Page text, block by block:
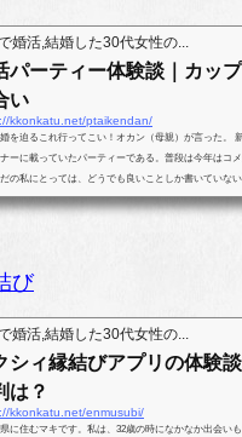
婚活,結婚した30代女性の...
パーティー体験談｜カッ
い
kkonkatu.net/ptaikendan/
を迫るこれ行ってこい！オカン（母親）が言った。
ーに載っていたパーティーである。普段は今年はコ
の私にとっては、どうでも良いことしか書いていな
ページに婚活パー...
び
婚活,結婚した30代女性の...
シィ縁結びアプリの体験
は？
kkonkatu.net/enmusubi/
に住むマキです。私は、32歳の時になかなか出会い